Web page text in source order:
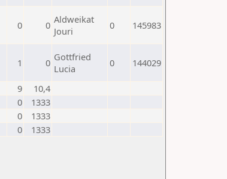
0 0 Aldweikat
Jouri
0 145983
1 0 Gottfried
Lucia
0 144029
9
10,4
0
1333
0
1333
0
1333